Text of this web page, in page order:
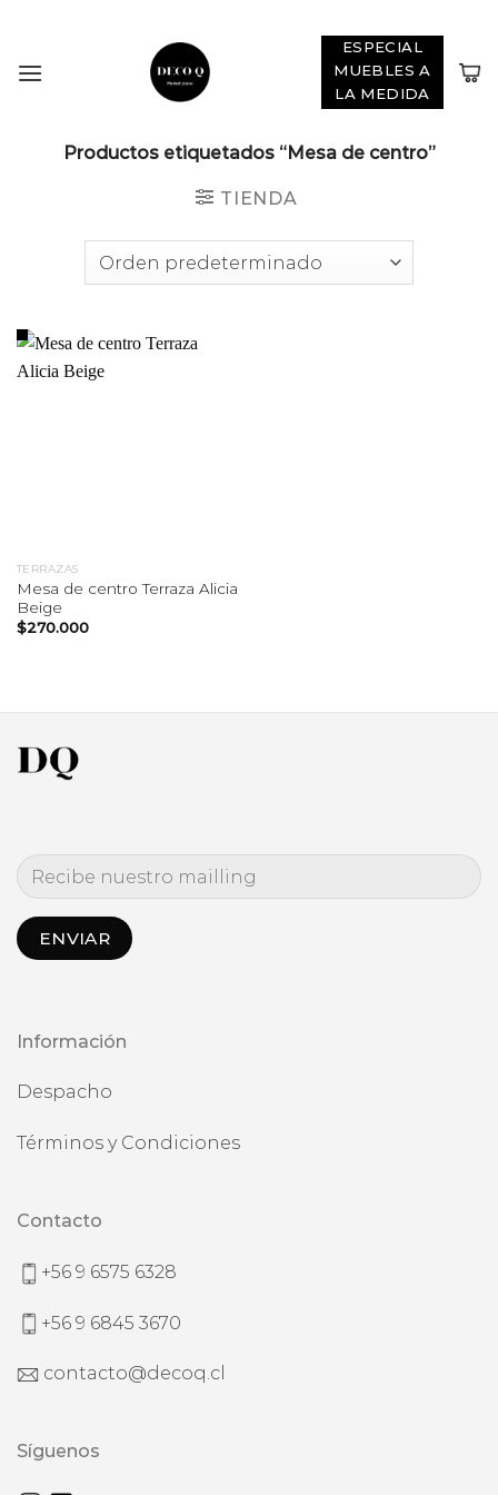
content
ESPECIAL
MUEBLES A
LA MEDIDA
Productos etiquetados “Mesa de centro”
TIENDA
TERRAZAS
Mesa de centro Terraza Alicia
Beige
$270.000
Información
Despacho
Términos y Condiciones
Contacto
+56 9 6575 6328
+56 9 6845 3670
contacto@decoq.cl
Síguenos